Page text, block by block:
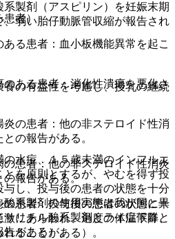
製剤（アスピリン）を妊娠末期
弱い胎仔動脈管収縮が報告され
の有益性を考慮し、授乳の継続
水痘、１５歳未満のインフルエ
を原則とするが、やむを得ず投
し、投与後の患者の状態を十分
系製剤の使用実態は我が国と異
リチル酸系製剤とライ症候群と
告がある）。
患者）
る患者：血小板機能異常を起こ
ある患者：消化性潰瘍を悪化さ
の患者：他の非ステロイド性消
の報告がある。
患者：他の非ステロイド性消炎
報告がある。
患者：投与後の患者の状態に十
にあらわれ、過度の体温下降、
ることがある）。